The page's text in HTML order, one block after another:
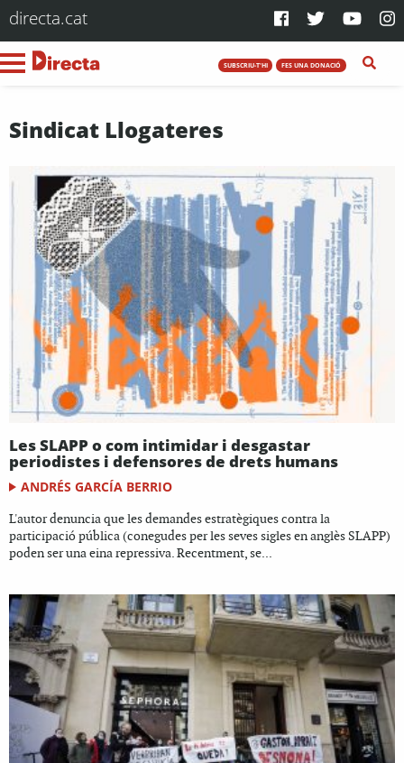
directa.cat
SUBSCRIU-T'HI FES UNA DONACIÓ
Sindicat Llogateres
Les SLAPP o com intimidar i desgastar
periodistes i defensores de drets humans
ANDRÉS GARCÍA BERRIO
L'autor denuncia que les demandes estratègiques contra la
participació pública (conegudes per les seves sigles en anglès SLAPP)
poden ser una eina repressiva. Recentment, se...